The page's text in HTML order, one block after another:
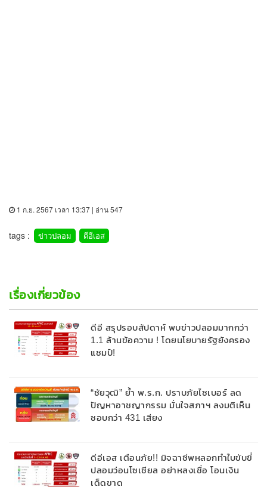
1 ก.ย. 2567 เวลา 13:37 | อ่าน 547
tags : ข่าวปลอม ดีอีเอส
เรื่องเกี่ยวข้อง
ดีอี สรุปรอบสัปดาห์ พบข่าวปลอมมากกว่า
1.1 ล้านข้อความ ! โดยนโยบายรัฐยังครอง
แชมป์!
“ชัยวุฒิ” ย้ำ พ.ร.ก. ปราบภัยไซเบอร์ ลด
ปัญหาอาชญากรรม มั่นใจสภาฯ ลงมติเห็น
ชอบกว่า 431 เสียง
ดีอีเอส เตือนภัย!! มิจฉาชีพหลอกทำใบขับขี่
ปลอมว่อนโซเชียล อย่าหลงเชื่อ โอนเงิน
เด็ดขาด